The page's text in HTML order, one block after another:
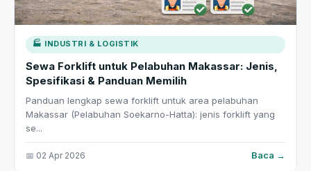
🏭 INDUSTRI & LOGISTIK
Sewa Forklift untuk Pelabuhan Makassar: Jenis,
Spesifikasi & Panduan Memilih
Panduan lengkap sewa forklift untuk area pelabuhan
Makassar (Pelabuhan Soekarno-Hatta): jenis forklift yang
se...
📅 02 Apr 2026 Baca →